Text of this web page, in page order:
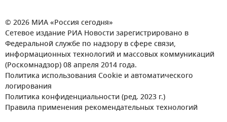
© 2026 МИА «Россия сегодня»
Сетевое издание РИА Новости зарегистрировано в
Федеральной службе по надзору в сфере связи,
информационных технологий и массовых коммуникаций
(Роскомнадзор) 08 апреля 2014 года.
Политика использования Cookie и автоматического
логирования
Политика конфиденциальности (ред. 2023 г.)
Правила применения рекомендательных технологий